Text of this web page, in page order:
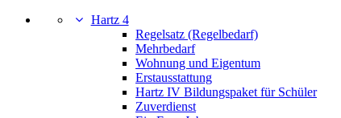
Hartz 4
Regelsatz (Regelbedarf)
Mehrbedarf
Wohnung und Eigentum
Erstausstattung
Hartz IV Bildungspaket für Schüler
Zuverdienst